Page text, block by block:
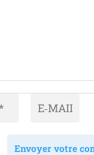
Envoyer votre